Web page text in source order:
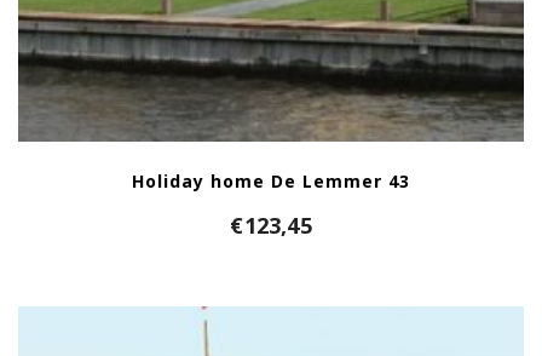
Holiday home De Lemmer 43
€123,45